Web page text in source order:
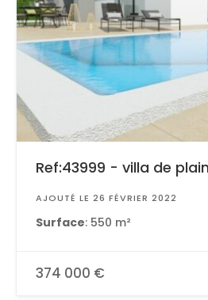
Ref:43999 - villa de
AJOUTÉ LE 26 FÉVRIER 2022
Surface: 550 m²
374 000 €